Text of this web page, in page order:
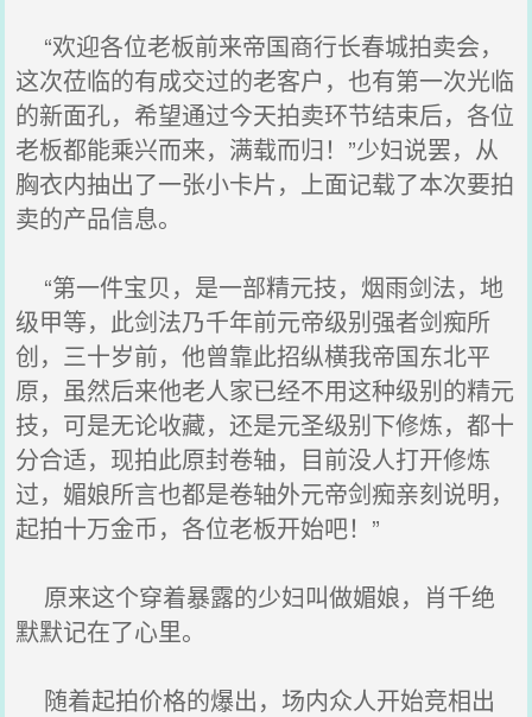
“欢迎各位老板前来帝国商行长春城拍卖会，
这次莅临的有成交过的老客户，也有第一次光临
的新面孔，希望通过今天拍卖环节结束后，各位
老板都能乘兴而来，满载而归！”少妇说罢，从
胸衣内抽出了一张小卡片，上面记载了本次要拍
卖的产品信息。
“第一件宝贝，是一部精元技，烟雨剑法，地
级甲等，此剑法乃千年前元帝级别强者剑痴所
创，三十岁前，他曾靠此招纵横我帝国东北平
原，虽然后来他老人家已经不用这种级别的精元
技，可是无论收藏，还是元圣级别下修炼，都十
分合适，现拍此原封卷轴，目前没人打开修炼
过，媚娘所言也都是卷轴外元帝剑痴亲刻说明，
起拍十万金币，各位老板开始吧！”
原来这个穿着暴露的少妇叫做媚娘，肖千绝
默默记在了心里。
随着起拍价格的爆出，场内众人开始竞相出